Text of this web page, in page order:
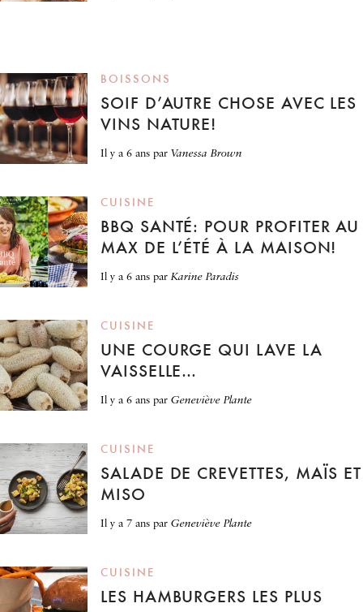
BOISSONS
SOIF D’AUTRE CHOSE AVEC LES
VINS NATURE!
il y a 6 ans par Vanessa Brown
CUISINE
BBQ SANTÉ: POUR PROFITER AU
MAX DE L’ÉTÉ À LA MAISON!
il y a 6 ans par Karine Paradis
CUISINE
UNE COURGE QUI LAVE LA
VAISSELLE…
il y a 6 ans par Geneviève Plante
CUISINE
SALADE DE CREVETTES, MAÏS ET
MISO
il y a 7 ans par Geneviève Plante
CUISINE
LES HAMBURGERS LES PLUS